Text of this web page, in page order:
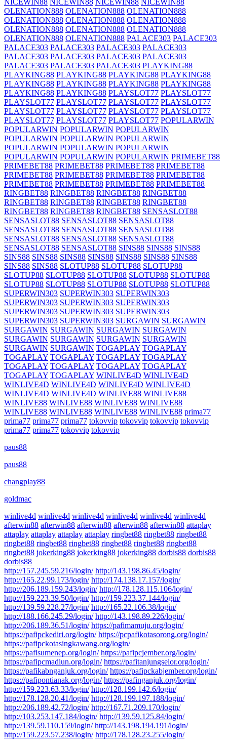
NICEWIN88 NICEWIN88 NICEWIN88 NICEWIN88
OLENATION888 OLENATION888 OLENATION888
OLENATION888 OLENATION888 OLENATION888
OLENATION888 OLENATION888 OLENATION888
OLENATION888 OLENATION888 PALACE303 PALACE303
PALACE303 PALACE303 PALACE303 PALACE303
PALACE303 PALACE303 PALACE303 PALACE303
PALACE303 PALACE303 PALACE303 PLAYKING88
PLAYKING88 PLAYKING88 PLAYKING88 PLAYKING88
PLAYKING88 PLAYKING88 PLAYKING88 PLAYKING88
PLAYKING88 PLAYKING88 PLAYSLOT77 PLAYSLOT77
PLAYSLOT77 PLAYSLOT77 PLAYSLOT77 PLAYSLOT77
PLAYSLOT77 PLAYSLOT77 PLAYSLOT77 PLAYSLOT77
PLAYSLOT77 PLAYSLOT77 PLAYSLOT77 POPULARWIN
POPULARWIN POPULARWIN POPULARWIN
POPULARWIN POPULARWIN POPULARWIN
POPULARWIN POPULARWIN POPULARWIN
POPULARWIN POPULARWIN POPULARWIN PRIMEBET88
PRIMEBET88 PRIMEBET88 PRIMEBET88 PRIMEBET88
PRIMEBET88 PRIMEBET88 PRIMEBET88 PRIMEBET88
PRIMEBET88 PRIMEBET88 PRIMEBET88 PRIMEBET88
RINGBET88 RINGBET88 RINGBET88 RINGBET88
RINGBET88 RINGBET88 RINGBET88 RINGBET88
RINGBET88 RINGBET88 RINGBET88 SENSASLOT88
SENSASLOT88 SENSASLOT88 SENSASLOT88
SENSASLOT88 SENSASLOT88 SENSASLOT88
SENSASLOT88 SENSASLOT88 SENSASLOT88
SENSASLOT88 SENSASLOT88 SINS88 SINS88 SINS88
SINS88 SINS88 SINS88 SINS88 SINS88 SINS88 SINS88
SINS88 SINS88 SLOTUP88 SLOTUP88 SLOTUP88
SLOTUP88 SLOTUP88 SLOTUP88 SLOTUP88 SLOTUP88
SLOTUP88 SLOTUP88 SLOTUP88 SLOTUP88 SLOTUP88
SUPERWIN303 SUPERWIN303 SUPERWIN303
SUPERWIN303 SUPERWIN303 SUPERWIN303
SUPERWIN303 SUPERWIN303 SUPERWIN303
SUPERWIN303 SUPERWIN303 SURGAWIN SURGAWIN
SURGAWIN SURGAWIN SURGAWIN SURGAWIN
SURGAWIN SURGAWIN SURGAWIN SURGAWIN
SURGAWIN SURGAWIN TOGAPLAY TOGAPLAY
TOGAPLAY TOGAPLAY TOGAPLAY TOGAPLAY
TOGAPLAY TOGAPLAY TOGAPLAY TOGAPLAY
TOGAPLAY TOGAPLAY WINLIVE4D WINLIVE4D
WINLIVE4D WINLIVE4D WINLIVE4D WINLIVE4D
WINLIVE4D WINLIVE4D WINLIVE88 WINLIVE88
WINLIVE88 WINLIVE88 WINLIVE88 WINLIVE88
WINLIVE88 WINLIVE88 WINLIVE88 WINLIVE88 prima77
prima77 prima77 prima77 tokovvip tokovvip tokovvip tokovvip
prima77 prima77 tokovvip tokovvip
paus88
paus88
changplay88
goldmac
winlive4d winlive4d winlive4d winlive4d winlive4d winlive4d
afterwin88 afterwin88 afterwin88 afterwin88 afterwin88 attaplay
attaplay attaplay attaplay attaplay ringbet88 ringbet88 ringbet88
ringbet88 ringbet88 ringbet88 ringbet88 ringbet88 ringbet88
ringbet88 jokerking88 jokerking88 jokerking88 dorbis88 dorbis88
dorbis88
http://157.245.59.216/login/ http://143.198.86.45/login/
http://165.22.99.173/login/ http://174.138.17.157/login/
http://206.189.159.243/login/ http://178.128.115.106/login/
http://159.223.39.50/login/ http://159.223.37.144/login/
http://139.59.228.27/login/ http://165.22.106.38/login/
http://188.166.245.29/login/ http://143.198.89.226/login/
http://206.189.36.51/login/ https://pafimamuju.org/login/
https://pafipckediri.org/login/ https://pcpafikotasorong.org/login/
https://pafipckotasingkawang.org/login/
https://pafisumenep.org/login/ https://pafipcjember.org/login/
https://pafipcmadiun.org/login/ https://pafitanjungselor.org/login/
https://pafikabnganjuk.org/login/ https://pafipckabjember.org/login/
https://pafipontianak.org/login/ https://pafinganjuk.org/login/
http://159.223.63.33/login/ http://128.199.142.6/login/
http://178.128.20.41/login/ http://128.199.197.188/login/
http://206.189.42.72/login/ http://167.71.209.170/login/
http://103.253.147.184/login/ http://139.59.125.84/login/
http://139.59.110.159/login/ http://143.198.194.191/login/
http://159.223.57.238/login/ http://178.128.23.255/login/